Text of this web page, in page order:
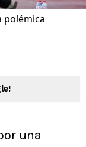
polémica
una